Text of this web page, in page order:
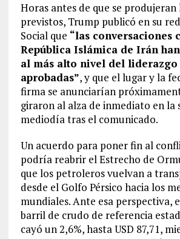
Horas antes de que se produjeran
previstos, Trump publicó en su
Social que “las conversaciones
República Islámica de Irán
al más alto nivel del
aprobadas”, y que el lugar y la
firma se anunciarían
giraron al alza de inmediato en la
mediodía tras el comunicado.
Un acuerdo para poner fin al
podría reabrir el Estrecho de
que los petroleros vuelvan a
desde el Golfo Pérsico hacia los
mundiales. Ante esa perspectiva,
barril de crudo de referencia
cayó un 2,6%, hasta USD 87,71,